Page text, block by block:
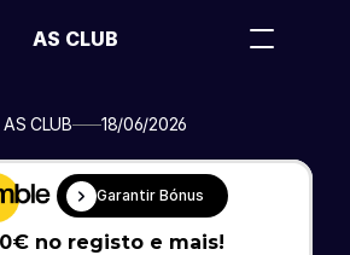
CLUB 18/06/2026
Garantir Bónus
no registo e mais!
AS CLUB